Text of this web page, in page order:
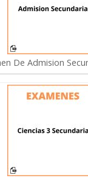
De Admision